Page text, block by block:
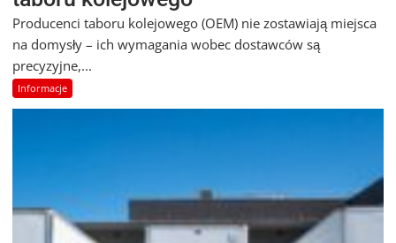
Producenci taboru kolejowego (OEM) nie zostawiają miejsca
na domysły – ich wymagania wobec dostawców są
precyzyjne,...
Informacje